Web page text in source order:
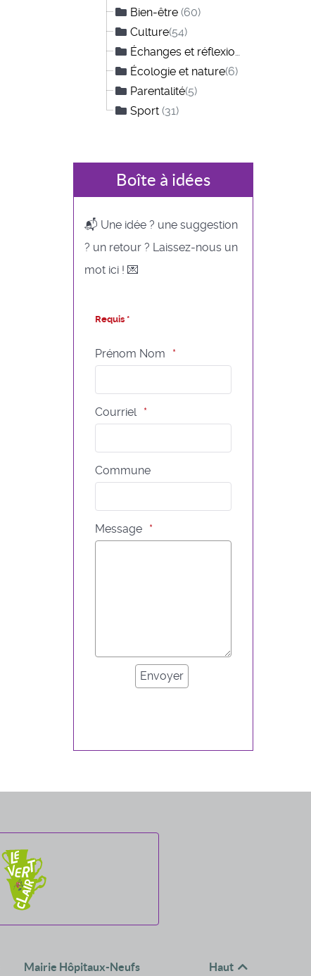
Bien-être (60)
Culture(54)
Échanges et réflexions
Écologie et nature(6)
Parentalité(5)
Sport (31)
Boîte à idées
📬 Une idée ? une suggestion
? un retour ? Laissez-nous un
mot ici ! 💌
Requis *
Prénom Nom
Courriel
Commune
Message
Mairie Hôpitaux-Neufs Haut